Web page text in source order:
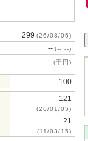
299 (26/08/06)
-- (--:--)
-- (千円)
100
121
(26/01/05)
21
(11/03/15)